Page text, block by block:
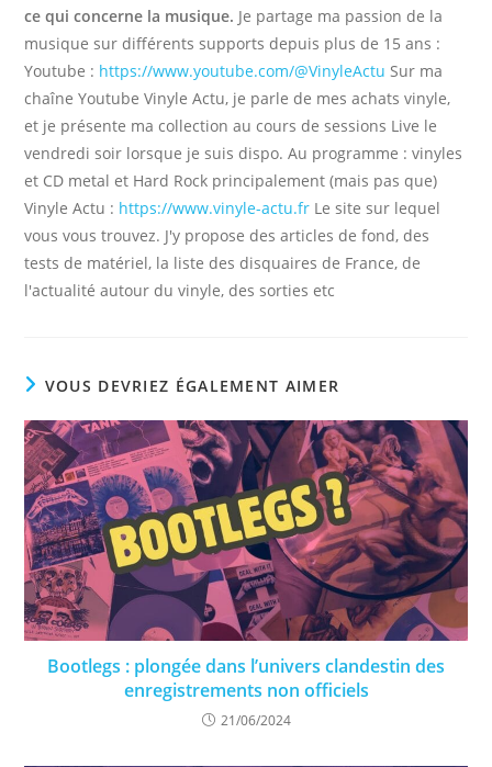
ce qui concerne la musique. Je partage ma passion de la
musique sur différents supports depuis plus de 15 ans :
Youtube : https://www.youtube.com/@VinyleActu Sur ma
chaîne Youtube Vinyle Actu, je parle de mes achats vinyle,
et je présente ma collection au cours de sessions Live le
vendredi soir lorsque je suis dispo. Au programme : vinyles
et CD metal et Hard Rock principalement (mais pas que)
Vinyle Actu : https://www.vinyle-actu.fr Le site sur lequel
vous vous trouvez. J'y propose des articles de fond, des
tests de matériel, la liste des disquaires de France, de
l'actualité autour du vinyle, des sorties etc
VOUS DEVRIEZ ÉGALEMENT AIMER
Bootlegs : plongée dans l’univers clandestin des
enregistrements non officiels
21/06/2024